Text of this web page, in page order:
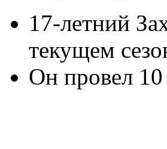
17-летний
текущем
Он провел 10